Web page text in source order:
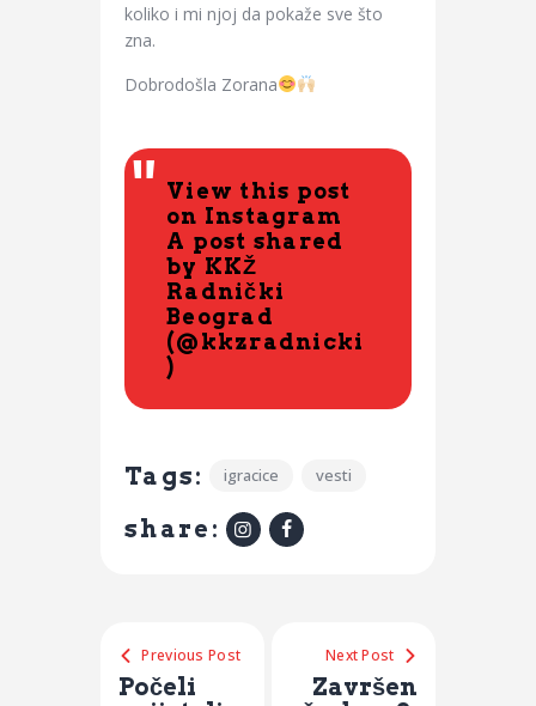
koliko i mi njoj da pokaže sve što
zna.
Dobrodošla Zorana
View this post
on Instagram
A post shared
by KKŽ
Radnički
Beograd
(@kkzradnicki
)
Tags: igracice vesti
share:
Previous Post
Počeli
Next Post
Završen